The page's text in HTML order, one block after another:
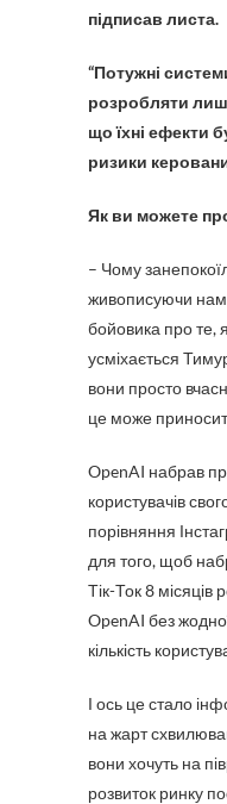
підписав листа.
“Потужні
розробляти
що їхні ефекти
ризики
Як ви можете
– Чому
живописуючи нам
бойовика про те,
усміхається
вони просто
це може
OpenAI набрав
користувачів
порівняння
для того, щоб
Тік-Ток 8
OpenAI без
кількість
І ось це стало
на жарт
вони хочуть на
розвиток ринку